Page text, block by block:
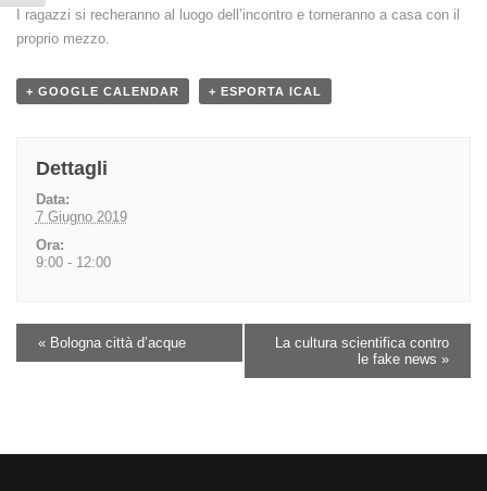
I ragazzi si recheranno al luogo dell’incontro e torneranno a casa con il
proprio mezzo.
+ GOOGLE CALENDAR + ESPORTA ICAL
Dettagli
Data:
7 Giugno 2019
Ora:
9:00 - 12:00
« Bologna città d’acque
La cultura scientifica contro
le fake news »